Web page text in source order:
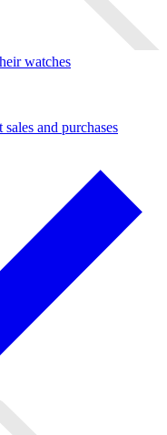
watches
and purchases